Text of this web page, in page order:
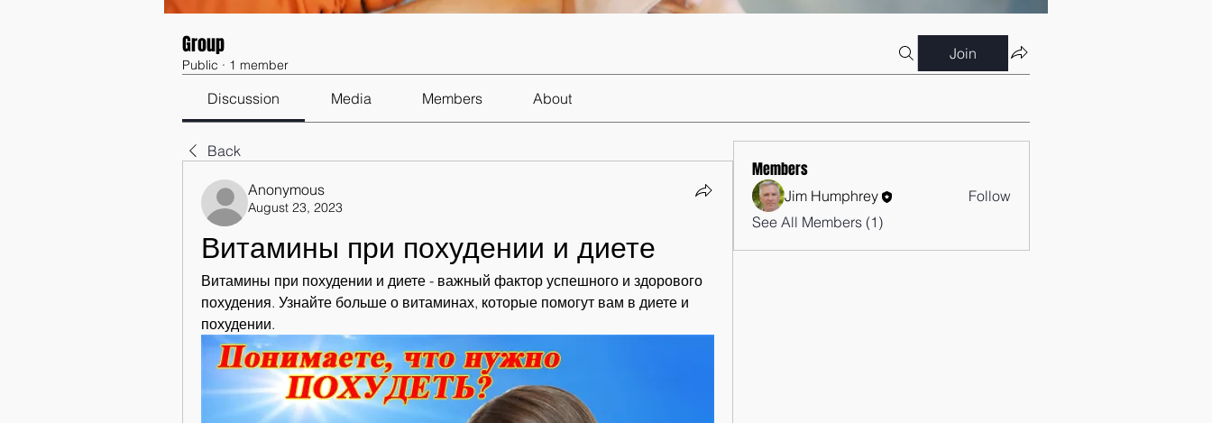
Group
Public · 1 member
Join
Discussion Media Members About
Back
Anonymous
August 23, 2023
Витамины при похудении и диете
Витамины при похудении и диете - важный фактор успешного и здорового
похудения. Узнайте больше о витаминах, которые помогут вам в диете и
похудении.
Members
Jim Humphrey
Follow
See All Members (1)